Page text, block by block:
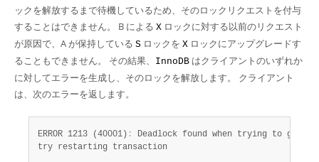
ックを解放するまで待機しているため、そのロックリクエストを付与
することはできません。 B による X ロックに対する以前のリクエスト
が原因で、A が保持している S ロックを X ロックにアップグレードす
ることもできません。 その結果、
InnoDB はクライアントのいずれか
に対してエラーを生成し、そのロックを解放します。 クライアント
は、次のエラーを返します。
ERROR 1213 (40001) :
Deadlock found when trying to get
try restarting transaction